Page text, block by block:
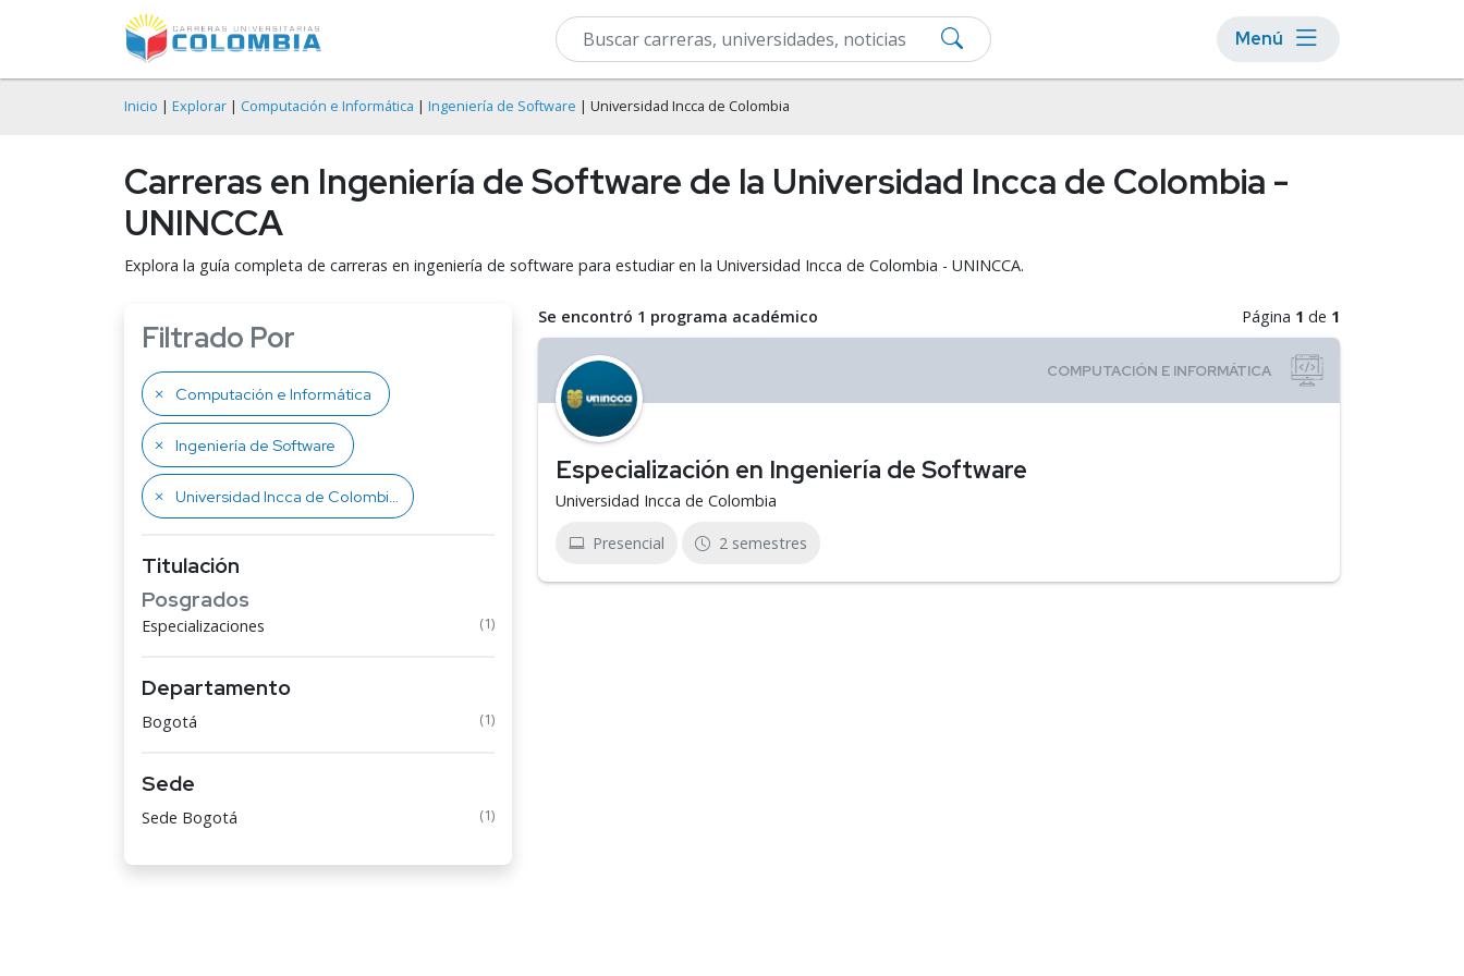
Menú
Inicio | Explorar | Computación e Informática | Ingeniería de Software | Universidad Incca de Colombia
Carreras en Ingeniería de Software de la Universidad Incca de Colombia -
UNINCCA
Explora la guía completa de carreras en ingeniería de software para estudiar en la Universidad Incca de Colombia - UNINCCA.
Filtrado Por
Computación e Informática
Ingeniería de Software
Universidad Incca de Colombia
Titulación
Posgrados
Especializaciones (1)
Departamento
Bogotá (1)
Sede
Sede Bogotá (1)
Se encontró 1 programa académico Página 1 de 1
Especialización en Ingeniería de Software
Universidad Incca de Colombia
Presencial 2 semestres